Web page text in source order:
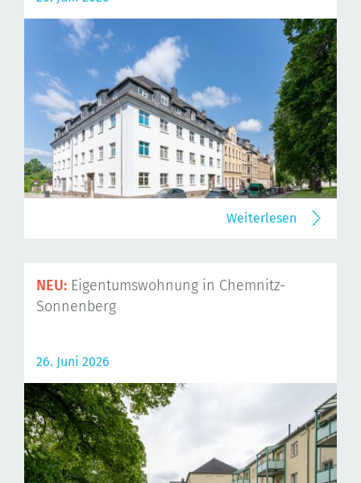
Weiterlesen
NEU: Eigentumswohnung in Chemnitz-
Sonnenberg
26. Juni 2026